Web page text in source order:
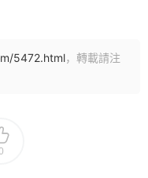
5472.html，轉載請注